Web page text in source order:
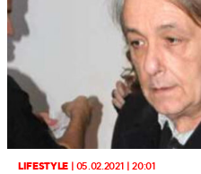
LIFESTYLE| 05.02.2021 | 20:01